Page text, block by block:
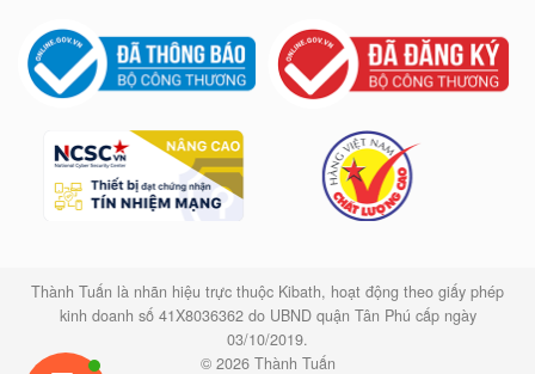
Thành Tuấn là nhãn hiệu trực thuộc Kibath, hoạt động theo giấy phép
kinh doanh số 41X8036362 do UBND quận Tân Phú cấp ngày
03/10/2019.
© 2026 Thành Tuấn